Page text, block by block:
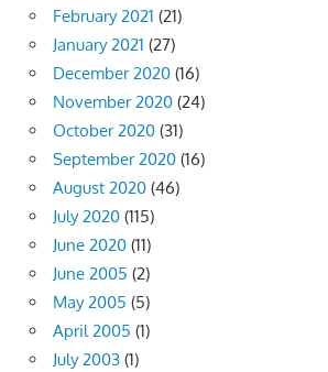
February 2021 (21)
January 2021 (27)
December 2020 (16)
November 2020 (24)
October 2020 (31)
September 2020 (16)
August 2020 (46)
July 2020 (115)
June 2020 (11)
June 2005 (2)
May 2005 (5)
April 2005 (1)
July 2003 (1)